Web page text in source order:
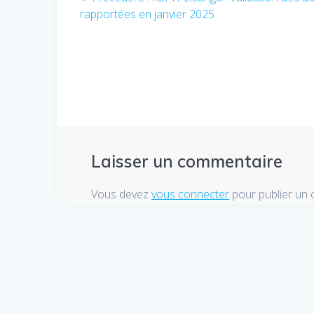
de
précédent
rapportées en janvier 2025
Laisser un commentaire
Vous devezvous connecter pour publier un